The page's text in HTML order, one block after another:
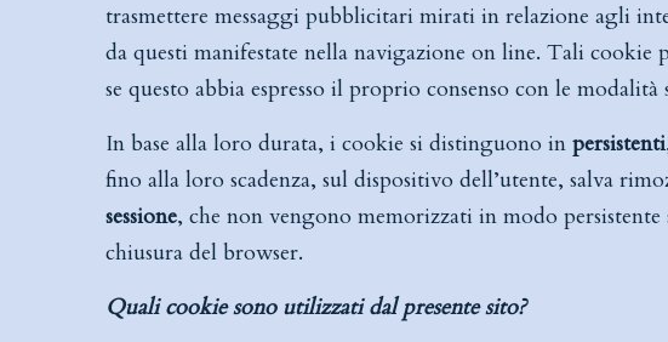
trasmettere messaggi pubblicitari mirati in relazione agli
da questi manifestate nella navigazione on line. Tali cookie
se questo abbia espresso il proprio consenso con le
In base alla loro durata, i cookie si distinguono in persistenti
fino alla loro scadenza, sul dispositivo dell’utente, salva
sessione, che non vengono memorizzati in modo
chiusura del browser.
Quali cookie sono utilizzati dal presente sito?